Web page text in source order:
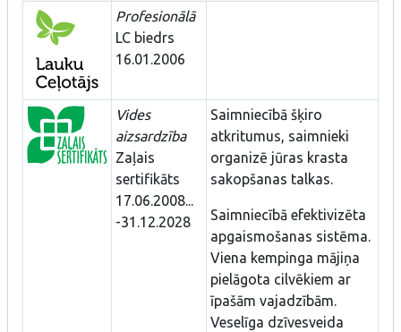
Profesionālā
LC biedrs
16.01.2006
Vides
aizsardzība
Zaļais
sertifikāts
17.06.2008...
-31.12.2028
Saimniecībā šķiro
atkritumus, saimnieki
organizē jūras krasta
sakopšanas talkas.
Saimniecībā efektivizēta
apgaismošanas sistēma.
Viena kempinga mājiņa
pielāgota cilvēkiem ar
īpašām vajadzībām.
Veselīga dzīvesveida